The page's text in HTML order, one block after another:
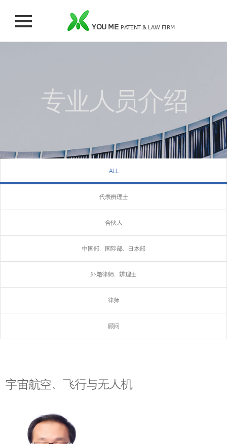
YOU ME PATENT & LAW FIRM
专业人员介绍
ALL
代表辨理士
合伙人
中国部、国际部、日本部
外籍律师、辨理士
律师
顾问
宇宙航空、飞行与无人机